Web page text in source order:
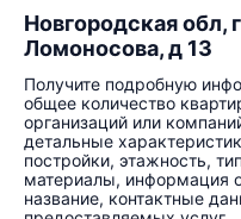
Новгородская обл,
Ломоносова, д 13
Получите подробную
общее количество
организаций или
детальные
постройки, этажность,
материалы, информация
название, контактные